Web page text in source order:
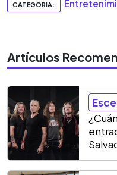
CATEGORIA:
Artículos